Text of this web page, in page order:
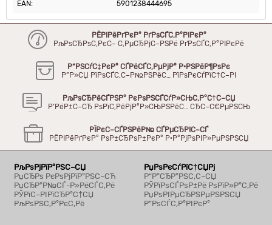
EAN: 5901238444695
РЁРІРёРґРєР° РґРѕСЃС‚Р°РІРєР°
РљРѕСЂРѕС‚РєС– С‚РµСЂРјС–РЅРё РґРѕСЃС‚Р°РІРєРё
Р“РЅСѓС‡РєР° СЃРёСЃС‚РµРјР° Р·РЅРёР¶РѕРє
Р”Р»СЏ РїРѕСЃС‚С–Р№РЅРёС… РїРѕРєСѓРїС†С–РІ
РљРѕСЂРёСЃРЅР° РєРѕРЅСЃСѓР»СЊС‚Р°С†С–СЏ
Р’РёР±С–СЂ РѕРїС‚РёРјР°Р»СЊРЅРёС… СЂС–С€РµРЅСЊ
РЇРєС–СЃРЅРёР№ СЃРµСЂРІС–СЃ
РЁРІРёРґРєР° РѕР±СЂРѕР±РєР° Р·Р°РјРѕРІР»РµРЅРЅСЏ
РљРѕРјРїР°РЅС–СЏ
РџСЂРѕ РєРѕРјРїР°РЅС–СЋ
РџСЂР°Р№СЃ-Р»РёСЃС‚Рё
РЎРїС–РІРїСЂР°С†СЏ
РљРѕРЅС‚Р°РєС‚Рё
РџРѕРєСѓРїС†СЏРј
Р“Р°СЂР°РЅС‚С–СЏ
РЎРїРѕСЃРѕР±Рё РѕРїР»Р°С‚Рё
РџРѕРІРµСЂРЅРµРЅРЅСЏ
Р”РѕСЃС‚Р°РІРєР°